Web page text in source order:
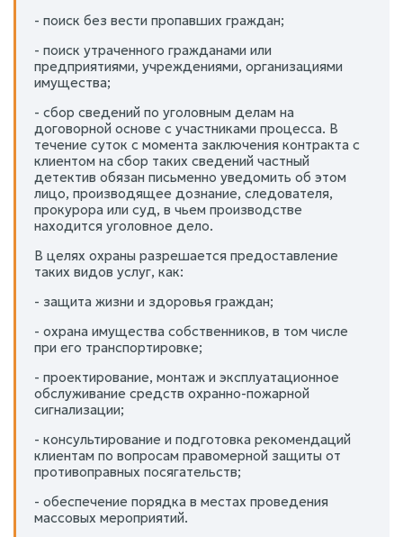
- поиск без вести пропавших граждан;
- поиск утраченного гражданами или
предприятиями, учреждениями, организациями
имущества;
- сбор сведений по уголовным делам на
договорной основе с участниками процесса. В
течение суток с момента заключения контракта с
клиентом на сбор таких сведений частный
детектив обязан письменно уведомить об этом
лицо, производящее дознание, следователя,
прокурора или суд, в чьем производстве
находится уголовное дело.
В целях охраны разрешается предоставление
таких видов услуг, как:
- защита жизни и здоровья граждан;
- охрана имущества собственников, в том числе
при его транспортировке;
- проектирование, монтаж и эксплуатационное
обслуживание средств охранно-пожарной
сигнализации;
- консультирование и подготовка рекомендаций
клиентам по вопросам правомерной защиты от
противоправных посягательств;
- обеспечение порядка в местах проведения
массовых мероприятий.